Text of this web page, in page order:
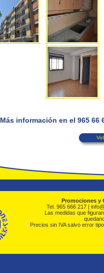
Más información en el 965 66
Promociones y
Tel. 965 666 217 |
Las medidas que
Precios sin IVA salvo error